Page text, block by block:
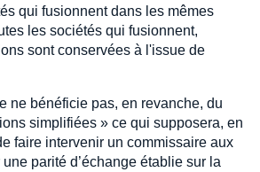
qui fusionnent dans les mêmes
les sociétés qui fusionnent,
sont conservées à l'issue de
ne bénéficie pas, en revanche, du
simplifiées » ce qui supposera, en
faire intervenir un commissaire aux
parité d’échange établie sur la